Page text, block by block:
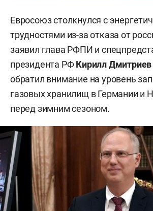
Евросоюз столкнулся с
трудностями из-за отказа от
заявил глава РФПИ и
президента РФКирилл Дмитриев
обратил внимание на уровень
газовых хранилищ в Германии и
перед зимним сезоном.